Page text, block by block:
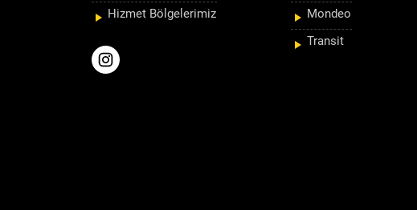
Hizmet Bölgelerimiz
Mondeo
Transit